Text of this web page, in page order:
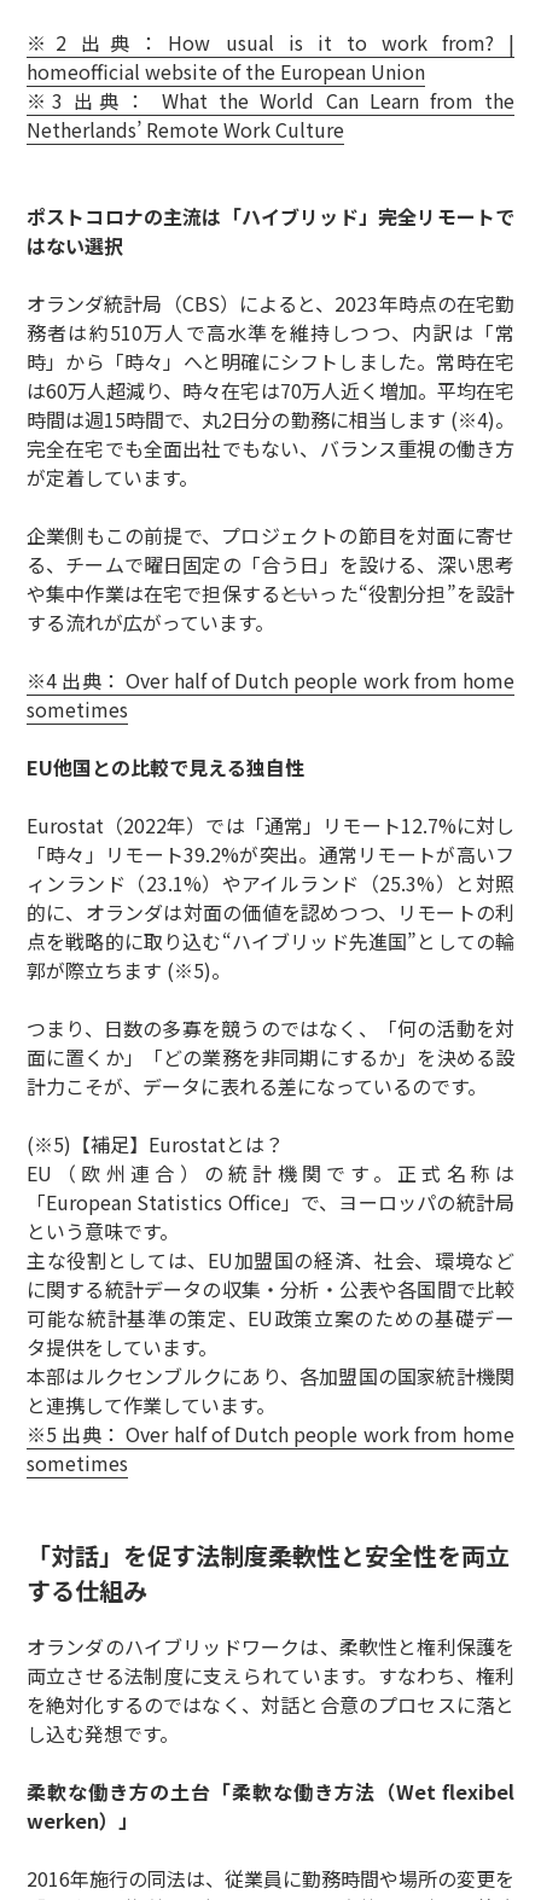
※2 出典：How usual is it to work from? |
homeofficial website of the European Union
※3 出典： What the World Can Learn from the
Netherlands’ Remote Work Culture
ポストコロナの主流は「ハイブリッド」――完全リモートで
はない選択
オランダ統計局（CBS）によると、2023年時点の在宅勤
務者は約510万人で高水準を維持しつつ、内訳は「常
時」から「時々」へと明確にシフトしました。常時在宅
は60万人超減り、時々在宅は70万人近く増加。平均在宅
時間は週15時間で、丸2日分の勤務に相当します (※4)。
完全在宅でも全面出社でもない、バランス重視の働き方
が定着しています。
企業側もこの前提で、プロジェクトの節目を対面に寄せ
る、チームで曜日固定の「合う日」を設ける、深い思考
や集中作業は在宅で担保する――といった“役割分担”を設計
する流れが広がっています。
※4 出典： Over half of Dutch people work from home
sometimes
EU他国との比較で見える独自性
Eurostat（2022年）では「通常」リモート12.7%に対し
「時々」リモート39.2%が突出。通常リモートが高いフ
ィンランド（23.1%）やアイルランド（25.3%）と対照
的に、オランダは対面の価値を認めつつ、リモートの利
点を戦略的に取り込む“ハイブリッド先進国”としての輪
郭が際立ちます (※5)。
つまり、日数の多寡を競うのではなく、「何の活動を対
面に置くか」「どの業務を非同期にするか」を決める設
計力こそが、データに表れる差になっているのです。
(※5)【補足】Eurostatとは？
EU（欧州連合）の統計機関です。正式名称は
「European Statistics Office」で、ヨーロッパの統計局
という意味です。
主な役割としては、EU加盟国の経済、社会、環境など
に関する統計データの収集・分析・公表や各国間で比較
可能な統計基準の策定、EU政策立案のための基礎デー
タ提供をしています。
本部はルクセンブルクにあり、各加盟国の国家統計機関
と連携して作業しています。
※5 出典： Over half of Dutch people work from home
sometimes
「対話」を促す法制度――柔軟性と安全性を両立
する仕組み
オランダのハイブリッドワークは、柔軟性と権利保護を
両立させる法制度に支えられています。すなわち、権利
を絶対化するのではなく、対話と合意のプロセスに落と
し込む発想です。
柔軟な働き方の土台「柔軟な働き方法（Wet flexibel
werken）」
2016年施行の同法は、従業員に勤務時間や場所の変更を